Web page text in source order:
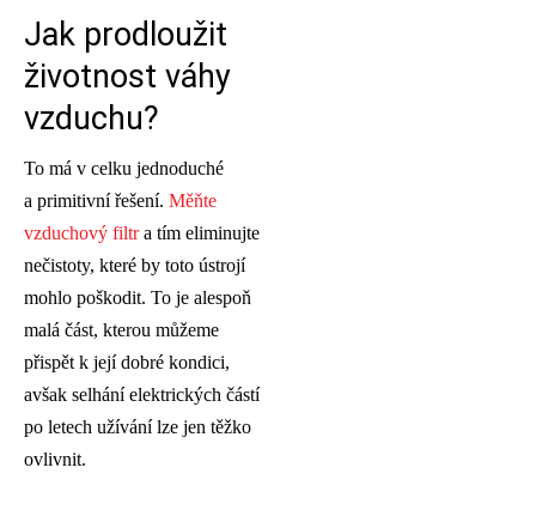
Jak prodloužit
životnost váhy
vzduchu?
To má v celku jednoduché
a primitivní řešení. Měňte
vzduchový filtra tím eliminujte
nečistoty, které by toto ústrojí
mohlo poškodit. To je alespoň
malá část, kterou můžeme
přispět k její dobré kondici,
avšak selhání elektrických částí
po letech užívání lze jen těžko
ovlivnit.